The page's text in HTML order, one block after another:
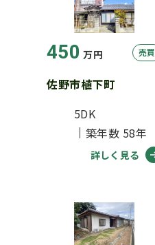
450 万円 売買
佐野市植下町
5DK
築年数 58年
詳しく見る